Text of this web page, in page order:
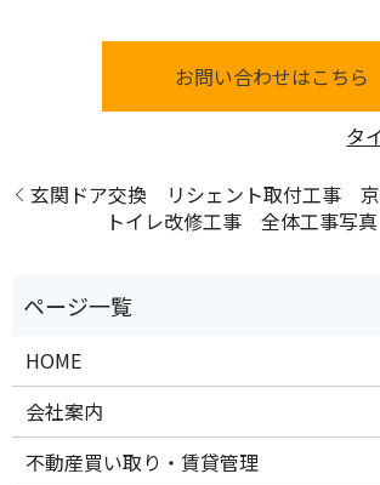
お問い合わせはこちら
タ
玄関ドア交換 リシェント取付工事
トイレ改修工事 全体工事写
HOME
会社案内
不動産買い取り・賃貸管理